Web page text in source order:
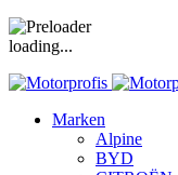
loading...
Marken
Alpine
BYD